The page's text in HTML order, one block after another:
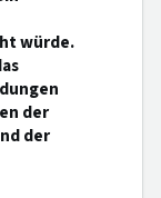
würde.
der
der